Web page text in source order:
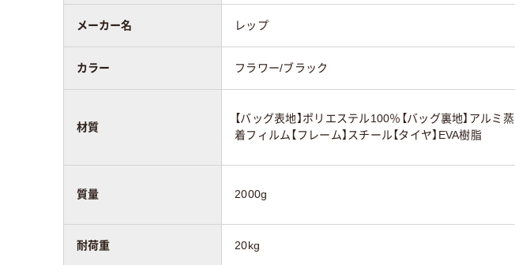
メーカー名 レップ
カラー フラワー/ブラック
材質
【バッグ表地】ポリエステル100％【バッグ裏地】アルミ蒸
着フィルム【フレーム】スチール【タイヤ】EVA樹脂
質量 2000g
耐荷重 20kg